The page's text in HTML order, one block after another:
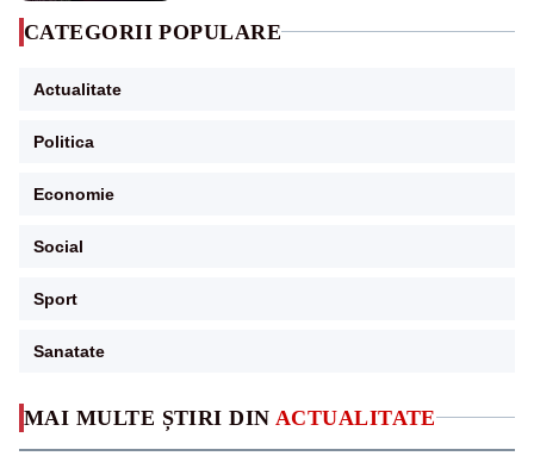
MAI MULTE ȘTIRI DIN ACTUALITATE
CATEGORII POPULARE
Actualitate
Politica
Economie
Social
Sport
Sanatate